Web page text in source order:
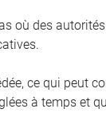
où des autorités
ce qui peut
à temps et